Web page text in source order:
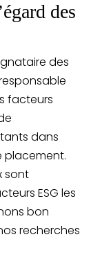
des
des
facteurs
dans
placement.
sont
ESG les
bon
recherches